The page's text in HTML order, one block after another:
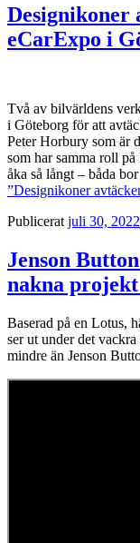
Designikoner
eCarExpo i
Två av bilvärldens
i Göteborg för att
Peter Horbury som är
som har samma roll
åka så långt – båda
”Designikoner
Publicerat juli 30, 2022
Jenson
nakna projekt
Baserad på en Lotus,
ser ut under det
mindre än Jenson